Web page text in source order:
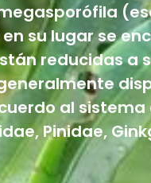
su lugar se
reducidas
al
Pinidae,